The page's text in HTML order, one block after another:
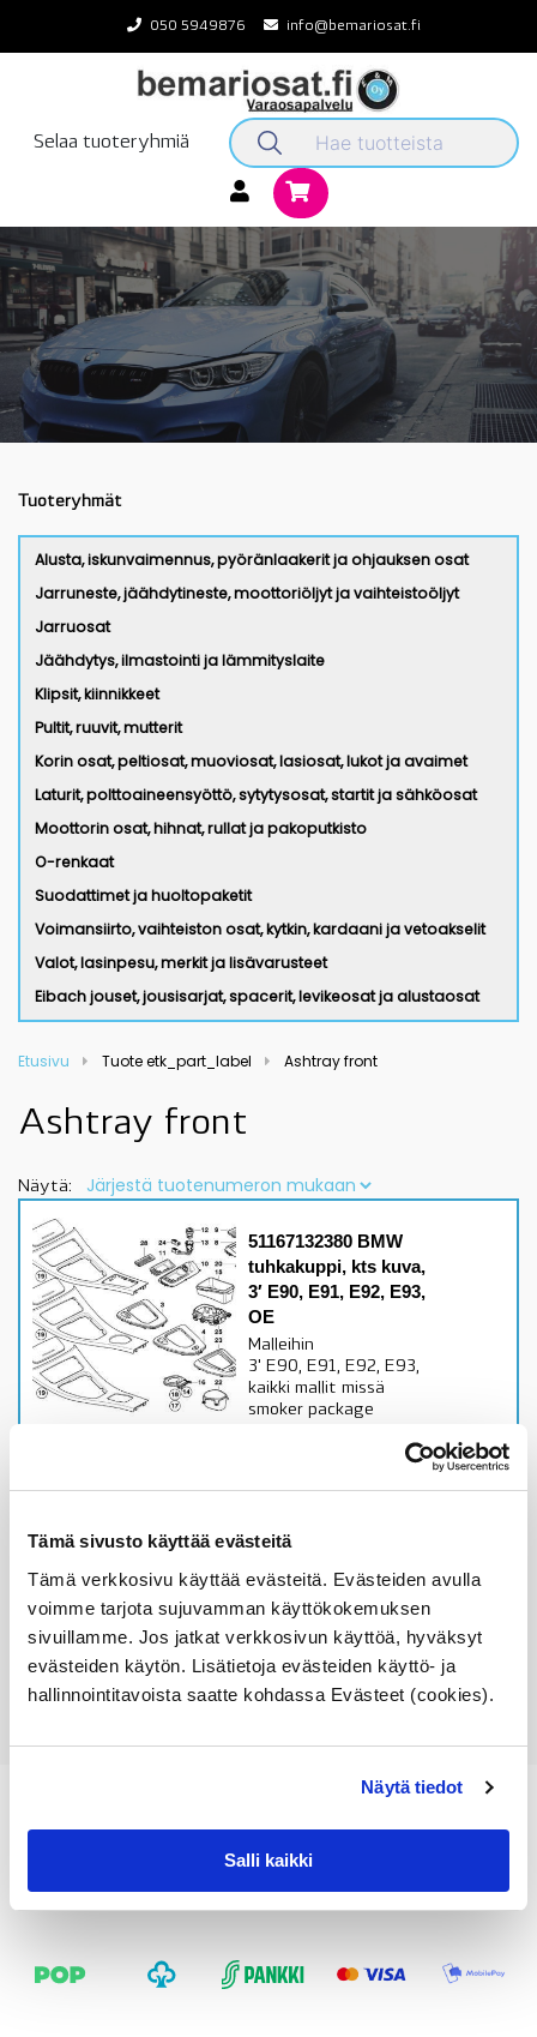
Tämä sivusto käyttää evästeitä
Tämä verkkosivu käyttää evästeitä. Evästeiden avulla
voimme tarjota sujuvamman käyttökokemuksen
sivuillamme. Jos jatkat verkkosivun käyttöä, hyväksyt
evästeiden käytön. Lisätietoja evästeiden käyttö- ja
hallinnointitavoista saatte kohdassa Evästeet (cookies).
Näytä tiedot
Salli kaikki
content
050 5949876 info@bemariosat.fi
Selaa tuoteryhmiä
Tuoteryhmät
Alusta, iskunvaimennus, pyöränlaakerit ja ohjauksen osat
Jarruneste, jäähdytineste, moottoriöljyt ja vaihteistoöljyt
Jarruosat
Jäähdytys, ilmastointi ja lämmityslaite
Klipsit, kiinnikkeet
Pultit, ruuvit, mutterit
Korin osat, peltiosat, muoviosat, lasiosat, lukot ja avaimet
Laturit, polttoaineensyöttö, sytytysosat, startit ja sähköosat
Moottorin osat, hihnat, rullat ja pakoputkisto
O-renkaat
Suodattimet ja huoltopaketit
Voimansiirto, vaihteiston osat, kytkin, kardaani ja vetoakselit
Valot, lasinpesu, merkit ja lisävarusteet
Eibach jouset, jousisarjat, spacerit, levikeosat ja alustaosat
Etusivu Tuote etk_part_label Ashtray front
Ashtray front
Näytä:
51167132380 BMW
tuhkakuppi, kts kuva,
3′ E90, E91, E92, E93,
OE
Malleihin
3' E90, E91, E92, E93,
kaikki mallit missä
smoker package
toimitusaika 1-3pv
87,55
Lisää ostoskoriin
Katso osan tiedot